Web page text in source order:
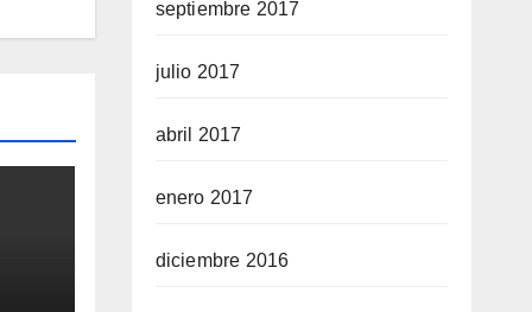
septiembre 2017
julio 2017
abril 2017
enero 2017
diciembre 2016